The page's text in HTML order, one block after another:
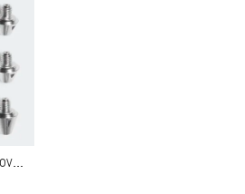
Z
AMJENSKI KONUSNI ČEPOVI ZA MEKANU PODLOGU